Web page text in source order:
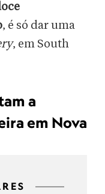
, é só dar uma
, em South
a
em Nova